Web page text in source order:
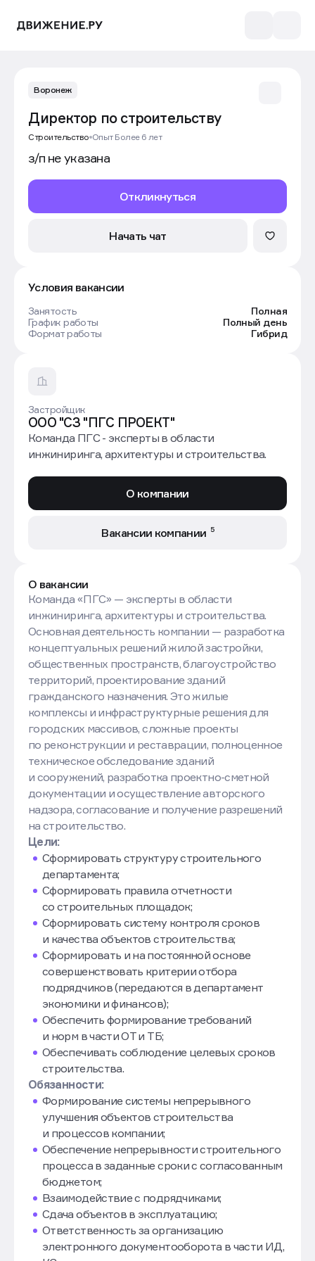
Воронеж
Директор по строительству
Строительство Опыт Более 6 лет
з/п не указана
Откликнуться
Начать чат
Условия вакансии
Занятость
Полная
График работы
Полный день
Формат работы
Гибрид
ООО "СЗ "ПГС ПРОЕКТ"
Застройщик
Команда ПГС - эксперты в области
инжиниринга, архитектуры и строительства.
О компании
Вакансии компании 5
О вакансии
Команда «ПГС» — эксперты в области
инжиниринга, архитектуры и строительства.
Основная деятельность компании — разработка
концептуальных решений жилой застройки,
общественных пространств, благоустройство
территорий, проектирование зданий
гражданского назначения. Это жилые
комплексы и инфраструктурные решения для
городских массивов, сложные проекты
по реконструкции и реставрации, полноценное
техническое обследование зданий
и сооружений, разработка проектно-сметной
документации и осуществление авторского
надзора, согласование и получение разрешений
на строительство.
Цели:
Сформировать структуру строительного
департамента;
Сформировать правила отчетности
со строительных площадок;
Сформировать систему контроля сроков
и качества объектов строительства;
Сформировать и на постоянной основе
совершенствовать критерии отбора
подрядчиков (передаются в департамент
экономики и финансов);
Обеспечить формирование требований
и норм в части ОТ и ТБ;
Обеспечивать соблюдение целевых сроков
строительства.
Обязанности:
Формирование системы непрерывного
улучшения объектов строительства
и процессов компании;
Обеспечение непрерывности строительного
процесса в заданные сроки с согласованным
бюджетом;
Взаимодействие с подрядчиками;
Сдача объектов в эксплуатацию;
Ответственность за организацию
электронного документооборота в части ИД,